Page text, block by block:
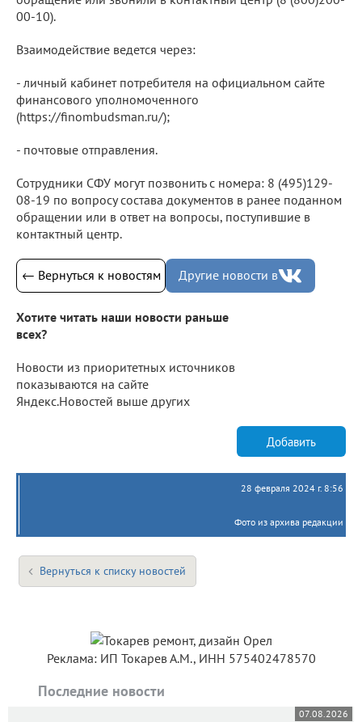
00-10).
Взаимодействие ведется через:
- личный кабинет потребителя на официальном сайте
финансового уполномоченного
(https://finombudsman.ru/);
- почтовые отправления.
Сотрудники СФУ могут позвонить с номера: 8 (495)129-
08-19 по вопросу состава документов в ранее поданном
обращении или в ответ на вопросы, поступившие в
контактный центр.
← Вернуться к новостям Другие новости в
Хотите читать наши новости раньше
всех?
Новости из приоритетных источников
показываются на сайте
Яндекс.Новостей выше других
Добавить
28 февраля 2024 г. 8:56
Фото из архива редакции
Вернуться к списку новостей
Реклама: ИП Токарев А.М., ИНН 575402478570
Последние новости
07.08.2026